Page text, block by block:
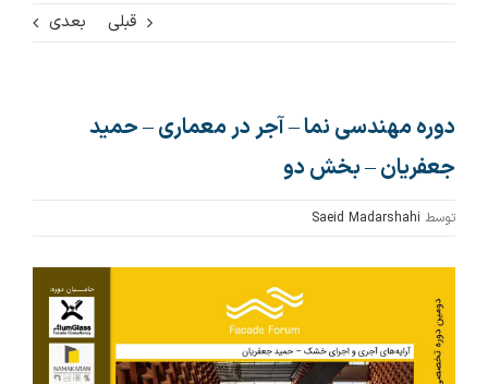
38
قبلی بعدی
دوره مهندسی نما – آجر در معماری – حمید
جعفریان – بخش دو
توسط Saeid Madarshahi
تصویر
بزرگتر